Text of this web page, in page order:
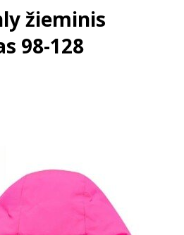
žieminis
98-128